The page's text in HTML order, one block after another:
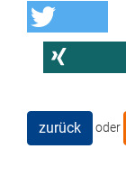
zurück oder